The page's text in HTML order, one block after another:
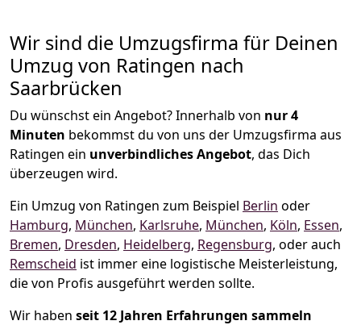
Wir sind die Umzugsfirma für Deinen
Umzug von Ratingen nach
Saarbrücken
Du wünschst ein Angebot? Innerhalb von nur 4
Minuten bekommst du von uns der Umzugsfirma aus
Ratingen ein unverbindliches Angebot, das Dich
überzeugen wird.
Ein Umzug von Ratingen zum Beispiel Berlin oder
Hamburg, München, Karlsruhe, München, Köln, Essen,
Bremen, Dresden, Heidelberg, Regensburg, oder auch
Remscheid ist immer eine logistische Meisterleistung,
die von Profis ausgeführt werden sollte.
Wir haben seit 12 Jahren Erfahrungen sammeln